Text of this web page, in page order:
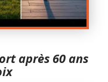
après 60 ans